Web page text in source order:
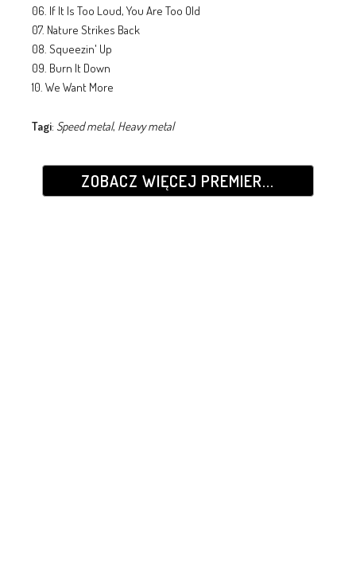
06. If It Is Too Loud, You Are Too Old
07. Nature Strikes Back
08. Squeezin' Up
09. Burn It Down
10. We Want More
Tagi: Speed metal, Heavy metal
ZOBACZ WIĘCEJ PREMIER...